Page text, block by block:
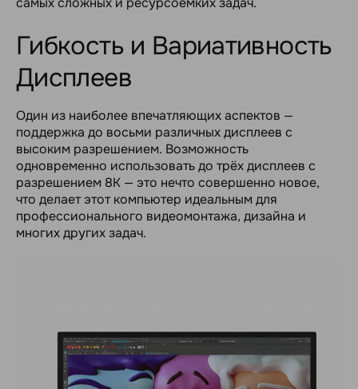
Гибкость и Вариативность
Дисплеев
Один из наиболее впечатляющих аспектов —
поддержка до восьми различных дисплеев с
высоким разрешением. Возможность
одновременно использовать до трёх дисплеев с
разрешением 8K — это нечто совершенно новое,
что делает этот компьютер идеальным для
профессионального видеомонтажа, дизайна и
многих других задач.